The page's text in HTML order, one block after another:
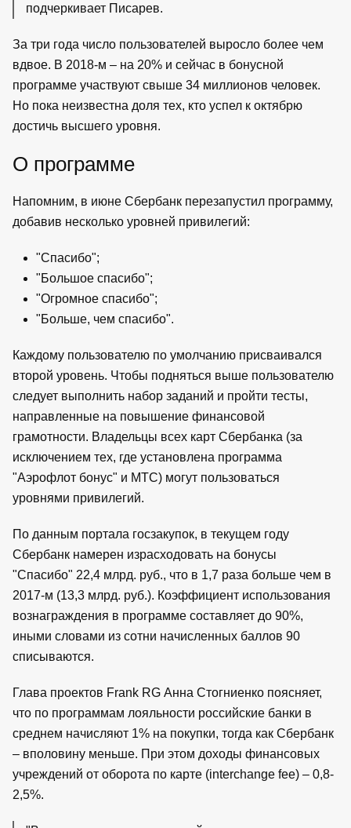
подчеркивает Писарев.
За три года число пользователей выросло более чем
вдвое. В 2018-м – на 20% и сейчас в бонусной
программе участвуют свыше 34 миллионов человек.
Но пока неизвестна доля тех, кто успел к октябрю
достичь высшего уровня.
О программе
Напомним, в июне Сбербанк перезапустил программу,
добавив несколько уровней привилегий:
"Спасибо";
"Большое спасибо";
"Огромное спасибо";
"Больше, чем спасибо".
Каждому пользователю по умолчанию присваивался
второй уровень. Чтобы подняться выше пользователю
следует выполнить набор заданий и пройти тесты,
направленные на повышение финансовой
грамотности. Владельцы всех карт Сбербанка (за
исключением тех, где установлена программа
"Аэрофлот бонус" и МТС) могут пользоваться
уровнями привилегий.
По данным портала госзакупок, в текущем году
Сбербанк намерен израсходовать на бонусы
"Спасибо" 22,4 млрд. руб., что в 1,7 раза больше чем в
2017-м (13,3 млрд. руб.). Коэффициент использования
вознаграждения в программе составляет до 90%,
иными словами из сотни начисленных баллов 90
списываются.
Глава проектов Frank RG Анна Стогниенко поясняет,
что по программам лояльности российские банки в
среднем начисляют 1% на покупки, тогда как Сбербанк
– вполовину меньше. При этом доходы финансовых
учреждений от оборота по карте (interchange fee) – 0,8-
2,5%.